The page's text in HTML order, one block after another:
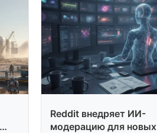
Reddit внедряет ИИ-
модерацию для новых